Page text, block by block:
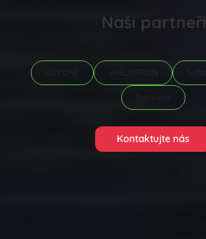
Naši partneři
Kontaktujte nás